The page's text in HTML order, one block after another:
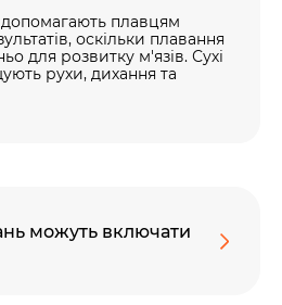
плавцям
оскільки плавання
для розвитку м'язів. Сухі
рухи, дихання та
можуть включати